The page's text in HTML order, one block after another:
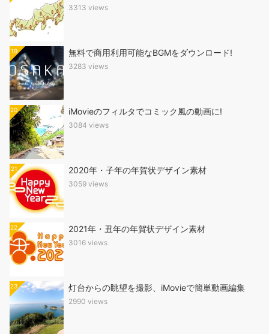
3313 views
19 無料で商用利用可能なBGMをダウンロード!
3283 views
20 iMovieのフィルタでコミック風の動画に!
3084 views
21 2020年・子年の年賀状デザイン素材
3059 views
22 2021年・丑年の年賀状デザイン素材
3016 views
23 灯台からの眺望を撮影、iMovieで簡単動画編集
2990 views